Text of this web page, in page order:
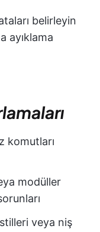
belirleyin
ayıklama
komutları
modüller
veya niş